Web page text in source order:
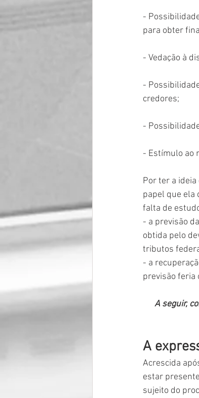
-
para obter
- Vedação à
-
credores;
-
- Estímulo ao
Por ter a
papel que ela
falta de
- a previsão
obtida pelo
tributos
- a
previsão feria
A seguir,
A
Acrescida
estar
sujeito do